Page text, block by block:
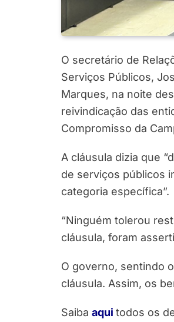
O secretário de
Serviços Públicos,
Marques, na noite
reivindicação das
Compromisso da
A cláusula dizia que
de serviços públicos
categoria específica”.
“Ninguém tolerou
cláusula, foram
O governo, sentindo
cláusula. Assim, os
Saiba aqui todos os